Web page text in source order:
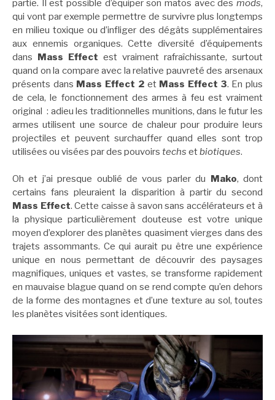
partie. Il est possible d’équiper son matos avec des mods,
qui vont par exemple permettre de survivre plus longtemps
en milieu toxique ou d’infliger des dégâts supplémentaires
aux ennemis organiques. Cette diversité d’équipements
dans Mass Effect est vraiment rafraîchissante, surtout
quand on la compare avec la relative pauvreté des arsenaux
présents dans Mass Effect 2et Mass Effect 3. En plus
de cela, le fonctionnement des armes à feu est vraiment
original : adieu les traditionnelles munitions, dans le futur les
armes utilisent une source de chaleur pour produire leurs
projectiles et peuvent surchauffer quand elles sont trop
utilisées ou visées par des pouvoirs techs etbiotiques.
Oh et j’ai presque oublié de vous parler du Mako, dont
certains fans pleuraient la disparition à partir du second
Mass Effect. Cette caisse à savon sans accélérateurs et à
la physique particulièrement douteuse est votre unique
moyen d’explorer des planètes quasiment vierges dans des
trajets assommants. Ce qui aurait pu être une expérience
unique en nous permettant de découvrir des paysages
magnifiques, uniques et vastes, se transforme rapidement
en mauvaise blague quand on se rend compte qu’en dehors
de la forme des montagnes et d’une texture au sol, toutes
les planètes visitées sont identiques.